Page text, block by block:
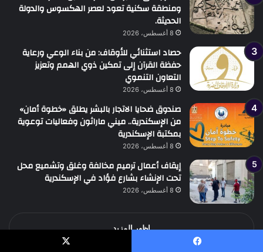
ومنطقة سكنية تعود لعصر الهكسوس والدولة
الحديثة.
8 أغسطس، 2026
حصاد استثنائي للأوقاف: من بناء الوعي ورعاية
حفظة القرآن إلى تمكين ذوي الهمم وتعزيز
التعاون التنموي
8 أغسطس، 2026
صندوق ضحايا الاتجار بالبشر يطلق «خطوة أمان»
من الإسكندرية.. ميني ماراثون وفعاليات توعوية
بمكتبة الإسكندرية
8 أغسطس، 2026
إيقاف أعمال ترميم مخالفة وغلق وتشميع محل
تحت الإنشاء بشارع فؤاد في الإسكندرية
8 أغسطس، 2026
اظهر المزيد